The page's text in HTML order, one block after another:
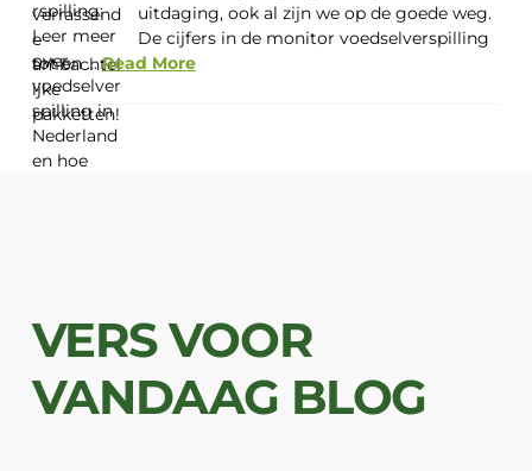
uitdaging, ook al zijn we op de goede weg.
De cijfers in de monitor voedselverspilling
tot en ...Read More
VERS VOOR
VANDAAG BLOG